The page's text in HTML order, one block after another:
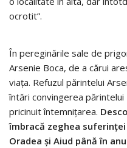
ocrotit”.
În pereginările sale de
Arsenie Boca, de a cărui
viața. Refuzul părintelui
întări convingerea părintelui
pricinuit întemnițarea.
îmbracă zeghea
Oradea și Aiud până în